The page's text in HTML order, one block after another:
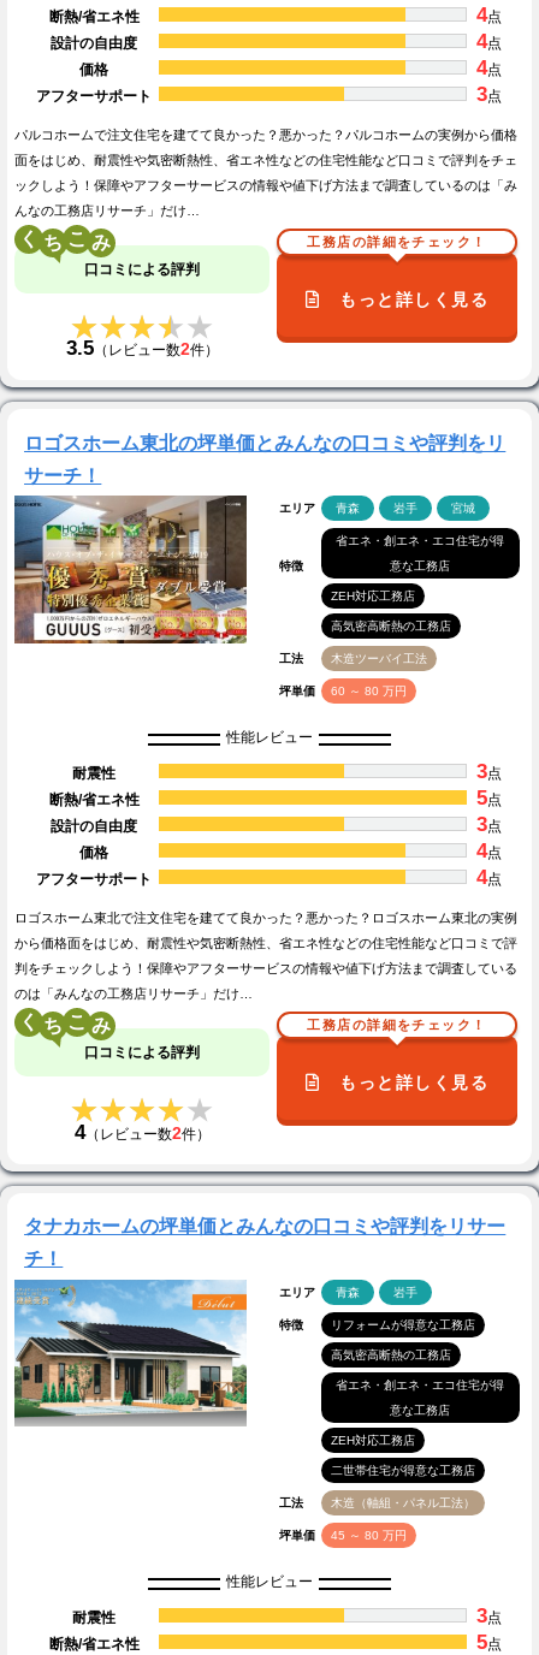
断熱/省エネ性
4点
設計の自由度
4点
価格
4点
アフターサポート
3点
パルコホームで注文住宅を建てて良かった？悪かった？パルコホームの実例から価格
面をはじめ、耐震性や気密断熱性、省エネ性などの住宅性能など口コミで評判をチェ
ックしよう！保障やアフターサービスの情報や値下げ方法まで調査しているのは「み
んなの工務店リサーチ」だけ…
く こ
口コミによる評判
★★★★★
★★★★★
3.5（レビュー数2件）
工務店の詳細をチェック！
もっと詳しく見る
ロゴスホーム東北の坪単価とみんなの口コミや評判をリ
サーチ！
エリア 青森 岩手 宮城
特徴
省エネ・創エネ・エコ住宅が得
意な工務店
ZEH対応工務店
高気密高断熱の工務店
工法 木造ツーバイ工法
坪単価 60 ～ 80 万円
性能レビュー
耐震性 3点
断熱/省エネ性
5点
設計の自由度
3点
価格
4点
アフターサポート
4点
ロゴスホーム東北で注文住宅を建てて良かった？悪かった？ロゴスホーム東北の実例
から価格面をはじめ、耐震性や気密断熱性、省エネ性などの住宅性能など口コミで評
判をチェックしよう！保障やアフターサービスの情報や値下げ方法まで調査している
のは「みんなの工務店リサーチ」だけ…
く こ
口コミによる評判
★★★★★
★★★★★
4（レビュー数2件）
工務店の詳細をチェック！
もっと詳しく見る
タナカホームの坪単価とみんなの口コミや評判をリサー
チ！
エリア 青森 岩手
特徴 リフォームが得意な工務店
高気密高断熱の工務店
省エネ・創エネ・エコ住宅が得
意な工務店
ZEH対応工務店
二世帯住宅が得意な工務店
工法 木造（軸組・パネル工法）
坪単価 45 ～ 80 万円
性能レビュー
耐震性 3点
断熱/省エネ性
5点